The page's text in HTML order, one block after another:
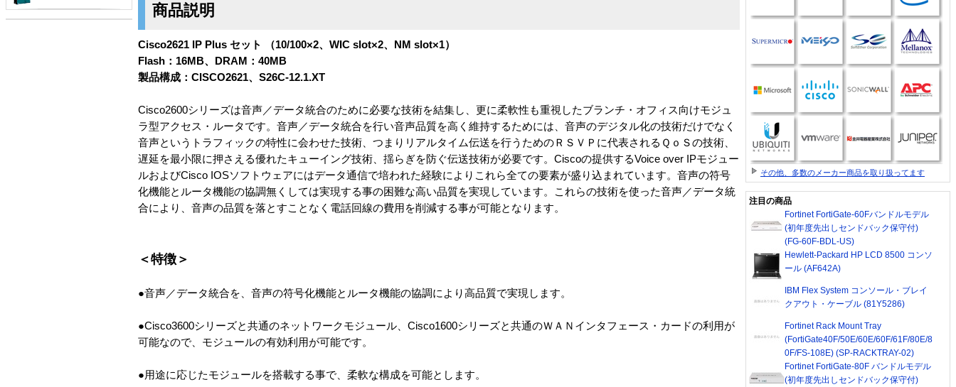
商品説明
Cisco2621 IP Plus セット （10/100×2、WIC slot×2、NM slot×1）
Flash：16MB、DRAM：40MB
製品構成：CISCO2621、S26C-12.1.XT
Cisco2600シリーズは音声／データ統合のために必要な技術を結集し、更に柔軟性も重視したブランチ・オフィス向けモジュ
ラ型アクセス・ルータです。音声／データ統合を行い音声品質を高く維持するためには、音声のデジタル化の技術だけでなく
音声というトラフィックの特性に会わせた技術、つまりリアルタイム伝送を行うためのＲＳＶＰに代表されるＱｏＳの技術、
遅延を最小限に押さえる優れたキューイング技術、揺らぎを防ぐ伝送技術が必要です。Ciscoの提供するVoice over IPモジュー
ルおよびCisco IOSソフトウェアにはデータ通信で培われた経験によりこれら全ての要素が盛り込まれています。音声の符号
化機能とルータ機能の協調無くしては実現する事の困難な高い品質を実現しています。これらの技術を使った音声／データ統
合により、音声の品質を落とすことなく電話回線の費用を削減する事が可能となります。
＜特徴＞
●音声／データ統合を、音声の符号化機能とルータ機能の協調により高品質で実現します。
●Cisco3600シリーズと共通のネットワークモジュール、Cisco1600シリーズと共通のＷＡＮインタフェース・カードの利用が
可能なので、モジュールの有効利用が可能です。
●用途に応じたモジュールを搭載する事で、柔軟な構成を可能とします。
その他、多数のメーカー商品を取り扱ってます
注目の商品
Fortinet FortiGate-60Fバンドルモデル
(初年度先出しセンドバック保守付)
(FG-60F-BDL-US)
Hewlett-Packard HP LCD 8500 コンソ
ール (AF642A)
IBM Flex System コンソール・ブレイ
クアウト・ケーブル (81Y5286)
Fortinet Rack Mount Tray
(FortiGate40F/50E/60E/60F/61F/80E/8
0F/FS-108E) (SP-RACKTRAY-02)
Fortinet FortiGate-80F バンドルモデル
(初年度先出しセンドバック保守付)